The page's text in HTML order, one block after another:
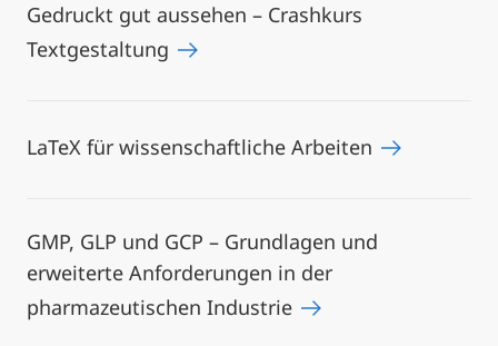
Gedruckt gut aussehen – Crashkurs
Textgestaltung
LaTeX für wissenschaftliche Arbeiten
GMP, GLP und GCP – Grundlagen und
erweiterte Anforderungen in der
pharmazeutischen Industrie